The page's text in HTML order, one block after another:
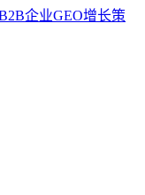
企业GEO增长策